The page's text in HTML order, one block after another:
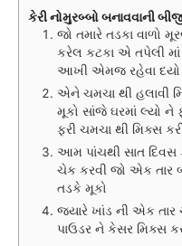
કેરી નોમુરબ્બો બનાવવાની
જો તમારે તડકા વાળો
કરેલ કટકા એ તપેલી માં
આખી એમજ રહેવા
એને ચમચા થી હલાવી
મૂકો સાંજે ઘરમાં લ્યો ને
ફરી ચમચા થી મિક્સ
આમ પાંચથી સાત દિવસ
ચેક કરવી જો એક તાર
તડકે મૂકો
જ્યારે ખાંડ ની એક
પાઉડર ને કેસર મિક્સ